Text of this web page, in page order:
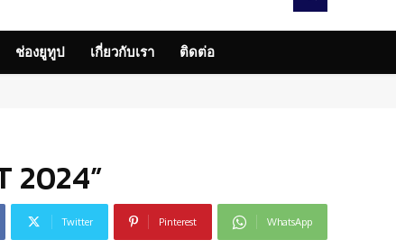
ช่องยูทูป เกี่ยวกับเรา ติดต่อ
2024”
Twitter Pinterest WhatsApp